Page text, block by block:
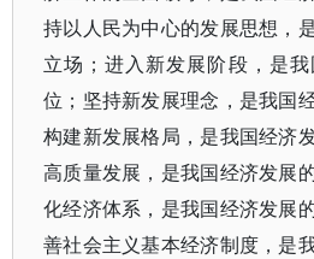
持以人民为中心的发展思想，
立场；进入新发展阶段，是
位；坚持新发展理念，是我国
构建新发展格局，是我国经济
高质量发展，是我国经济发展
化经济体系，是我国经济发展
善社会主义基本经济制度，是